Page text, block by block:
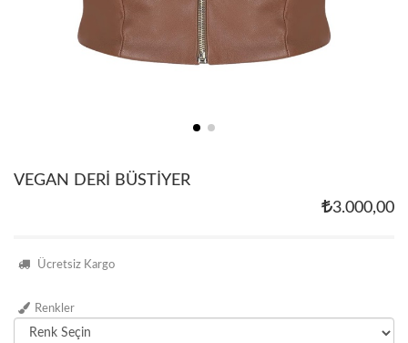
VEGAN DERİ BÜSTİYER
3.000,00
Ücretsiz Kargo
Renkler